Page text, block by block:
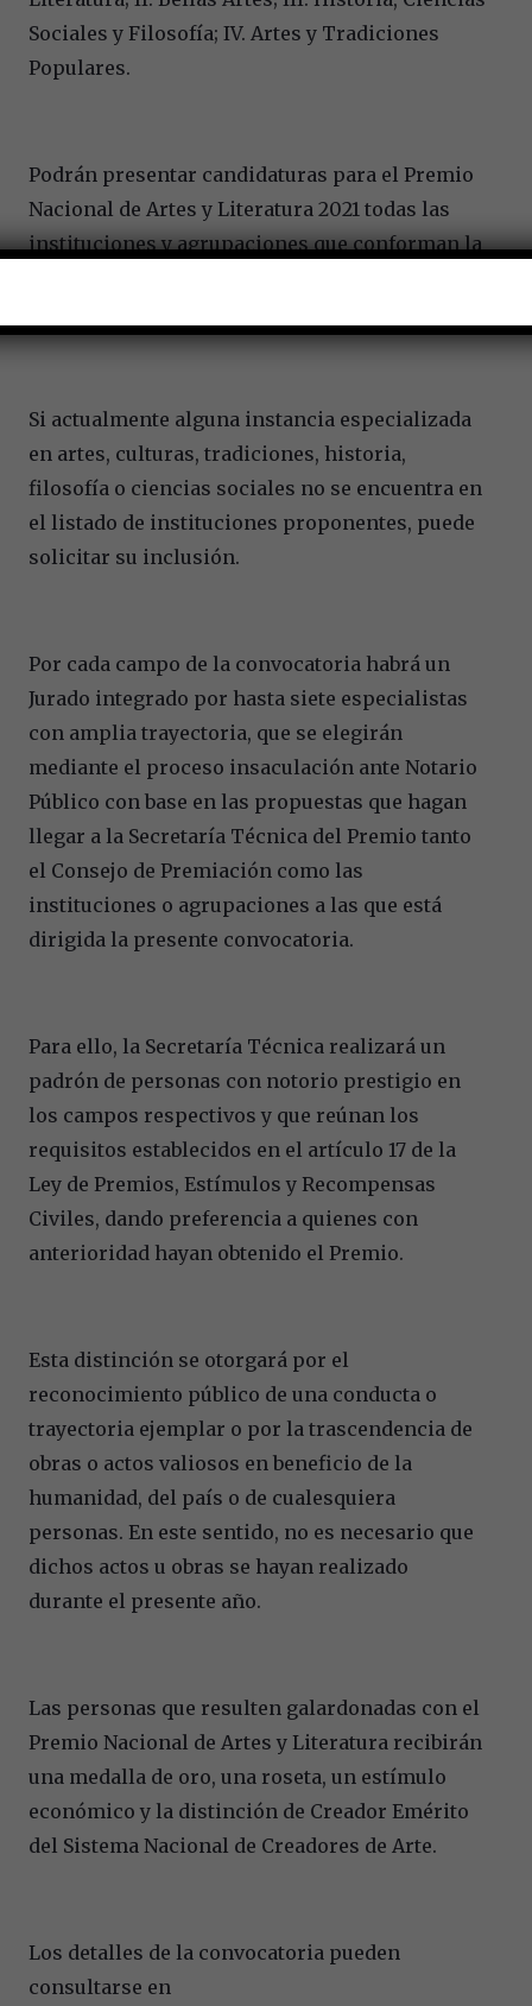
Sociales y Filosofía; IV. Artes y Tradiciones
Populares.
Podrán presentar candidaturas para el Premio
Nacional de Artes y Literatura 2021 todas las
instituciones y agrupaciones que conforman la
Si actualmente alguna instancia especializada
en artes, culturas, tradiciones, historia,
filosofía o ciencias sociales no se encuentra en
el listado de instituciones proponentes, puede
solicitar su inclusión.
Por cada campo de la convocatoria habrá un
Jurado integrado por hasta siete especialistas
con amplia trayectoria, que se elegirán
mediante el proceso insaculación ante Notario
Público con base en las propuestas que hagan
llegar a la Secretaría Técnica del Premio tanto
el Consejo de Premiación como las
instituciones o agrupaciones a las que está
dirigida la presente convocatoria.
Para ello, la Secretaría Técnica realizará un
padrón de personas con notorio prestigio en
los campos respectivos y que reúnan los
requisitos establecidos en el artículo 17 de la
Ley de Premios, Estímulos y Recompensas
Civiles, dando preferencia a quienes con
anterioridad hayan obtenido el Premio.
Esta distinción se otorgará por el
reconocimiento público de una conducta o
trayectoria ejemplar o por la trascendencia de
obras o actos valiosos en beneficio de la
humanidad, del país o de cualesquiera
personas. En este sentido, no es necesario que
dichos actos u obras se hayan realizado
durante el presente año.
Las personas que resulten galardonadas con el
Premio Nacional de Artes y Literatura recibirán
una medalla de oro, una roseta, un estímulo
económico y la distinción de Creador Emérito
del Sistema Nacional de Creadores de Arte.
Los detalles de la convocatoria pueden
consultarse en